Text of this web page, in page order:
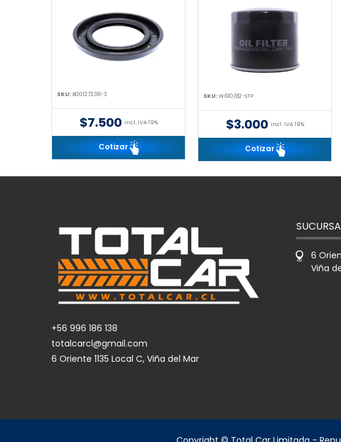
SKU: B00127238-3
$7.500 incl. IVA 19%
Cotizar
SKU:W610/82-STP
$3.000 incl. IVA 19%
Cotizar
+56 996 186 138
totalcarcl@gmail.com
6 Oriente 1135 Local C, Viña del Mar
6
Viña